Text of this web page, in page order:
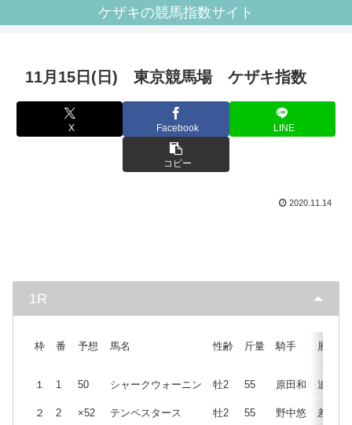
ケザキの競馬指数サイト
11月15日(日) 東京競馬場 ケザキ指数
X Facebook LINE
コピー
2020.11.14
1R
枠 番 予想 馬名 性齢 斤量 騎手 展開
１ 1 50 シャークウォーニン 牡2 55 原田和 追
２ 2 ×52 テンペスタース 牡2 55 野中悠 差